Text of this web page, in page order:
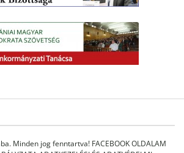
Minden jog fenntartva! FACEBOOK OLDALAM